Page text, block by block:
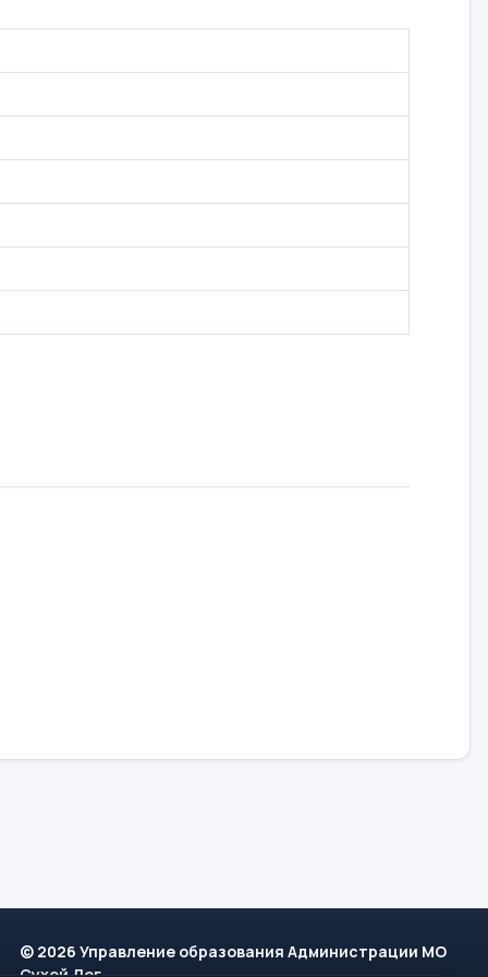
© 2026 Управление образования Администрации МО